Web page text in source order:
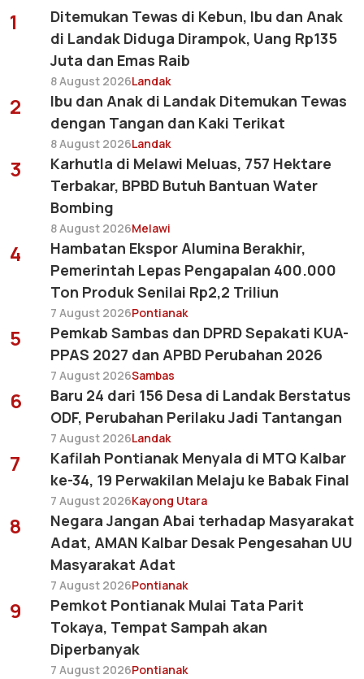
1
Ditemukan Tewas di Kebun, Ibu dan Anak
di Landak Diduga Dirampok, Uang Rp135
Juta dan Emas Raib
8 August 2026Landak
2
Ibu dan Anak di Landak Ditemukan Tewas
dengan Tangan dan Kaki Terikat
8 August 2026Landak
3
Karhutla di Melawi Meluas, 757 Hektare
Terbakar, BPBD Butuh Bantuan Water
Bombing
8 August 2026Melawi
4
Hambatan Ekspor Alumina Berakhir,
Pemerintah Lepas Pengapalan 400.000
Ton Produk Senilai Rp2,2 Triliun
7 August 2026Pontianak
5
Pemkab Sambas dan DPRD Sepakati KUA-
PPAS 2027 dan APBD Perubahan 2026
7 August 2026Sambas
6
Baru 24 dari 156 Desa di Landak Berstatus
ODF, Perubahan Perilaku Jadi Tantangan
7 August 2026Landak
7
Kafilah Pontianak Menyala di MTQ Kalbar
ke-34, 19 Perwakilan Melaju ke Babak Final
7 August 2026Kayong Utara
8
Negara Jangan Abai terhadap Masyarakat
Adat, AMAN Kalbar Desak Pengesahan UU
Masyarakat Adat
7 August 2026Pontianak
9
Pemkot Pontianak Mulai Tata Parit
Tokaya, Tempat Sampah akan
Diperbanyak
7 August 2026Pontianak